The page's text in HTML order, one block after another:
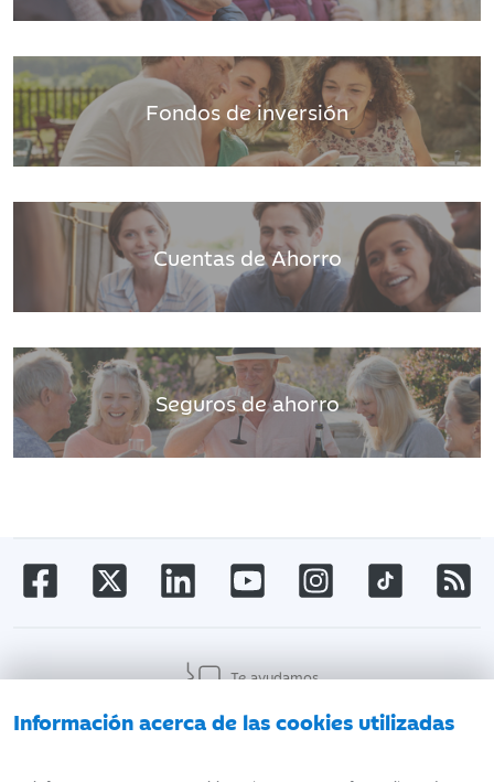
Información acerca de las cookies utilizadas
Fondos de inversión
Cuentas de Ahorro
Seguros de ahorro
Te ayudamos